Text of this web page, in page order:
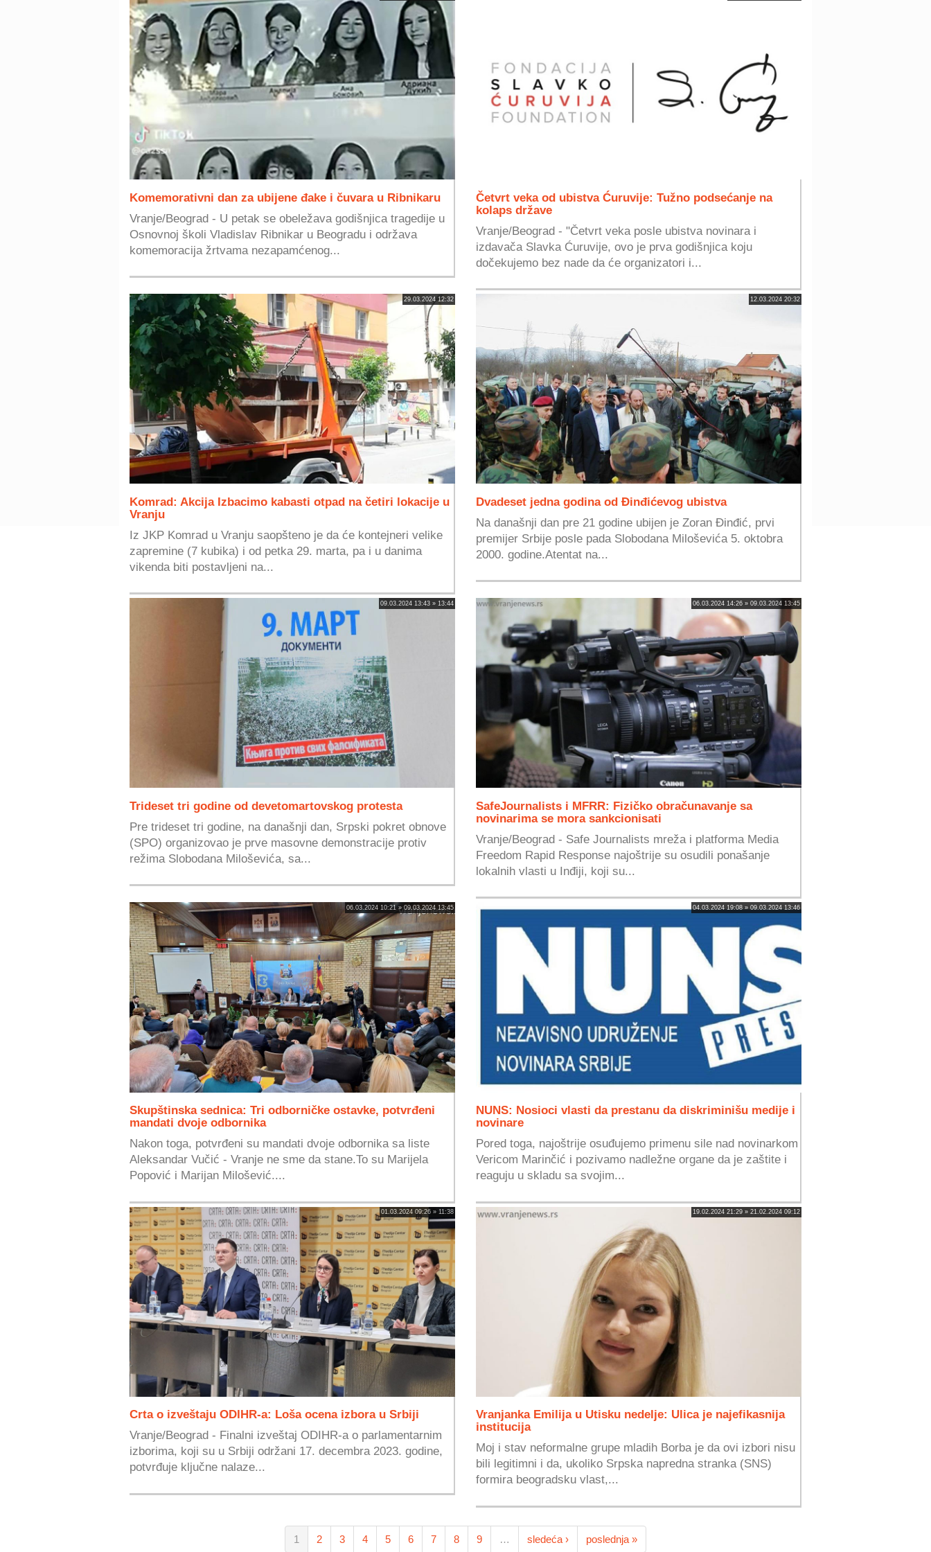
Komemorativni dan za ubijene đake i čuvara u Ribnikaru
Vranje/Beograd - U petak se obeležava godišnjica tragedije u
Osnovnoj školi Vladislav Ribnikar u Beogradu i održava
komemoracija žrtvama nezapamćenog...
Četvrt veka od ubistva Ćuruvije: Tužno podsećanje na
kolaps države
Vranje/Beograd - "Četvrt veka posle ubistva novinara i
izdavača Slavka Ćuruvije, ovo je prva godišnjica koju
dočekujemo bez nade da će organizatori i...
29.03.2024 12:32
Komrad: Akcija Izbacimo kabasti otpad na četiri lokacije u
Vranju
Iz JKP Komrad u Vranju saopšteno je da će kontejneri velike
zapremine (7 kubika) i od petka 29. marta, pa i u danima
vikenda biti postavljeni na...
12.03.2024 20:32
Dvadeset jedna godina od Đinđićevog ubistva
Na današnji dan pre 21 godine ubijen je Zoran Đinđić, prvi
premijer Srbije posle pada Slobodana Miloševića 5. oktobra
2000. godine.Atentat na...
09.03.2024 13:43 » 13:44
Trideset tri godine od devetomartovskog protesta
Pre trideset tri godine, na današnji dan, Srpski pokret obnove
(SPO) organizovao je prve masovne demonstracije protiv
režima Slobodana Miloševića, sa...
06.03.2024 14:26 » 09.03.2024 13:45
SafeJournalists i MFRR: Fizičko obračunavanje sa
novinarima se mora sankcionisati
Vranje/Beograd - Safe Journalists mreža i platforma Media
Freedom Rapid Response najoštrije su osudili ponašanje
lokalnih vlasti u Inđiji, koji su...
06.03.2024 10:21 » 09.03.2024 13:45
Skupštinska sednica: Tri odborničke ostavke, potvrđeni
mandati dvoje odbornika
Nakon toga, potvrđeni su mandati dvoje odbornika sa liste
Aleksandar Vučić - Vranje ne sme da stane.To su Marijela
Popović i Marijan Milošević....
04.03.2024 19:08 » 09.03.2024 13:46
NUNS: Nosioci vlasti da prestanu da diskriminišu medije i
novinare
Pored toga, najoštrije osuđujemo primenu sile nad novinarkom
Vericom Marinčić i pozivamo nadležne organe da je zaštite i
reaguju u skladu sa svojim...
01.03.2024 09:26 » 11:38
Crta o izveštaju ODIHR-a: Loša ocena izbora u Srbiji
Vranje/Beograd - Finalni izveštaj ODIHR-a o parlamentarnim
izborima, koji su u Srbiji održani 17. decembra 2023. godine,
potvrđuje ključne nalaze...
19.02.2024 21:29 » 21.02.2024 09:12
Vranjanka Emilija u Utisku nedelje: Ulica je najefikasnija
institucija
Moj i stav neformalne grupe mladih Borba je da ovi izbori nisu
bili legitimni i da, ukoliko Srpska napredna stranka (SNS)
formira beogradsku vlast,...
1 2 3 4 5 6 7 8 9 … sledeća › poslednja »